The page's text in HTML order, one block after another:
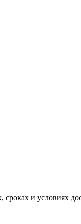
и условиях